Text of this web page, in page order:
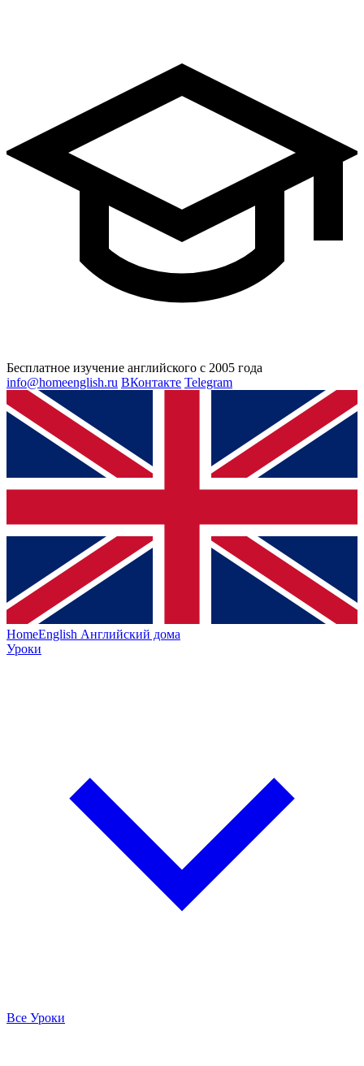
Бесплатное изучение английского с 2005 года
info@homeenglish.ru ВКонтакте Telegram
HomeEnglish Английский дома
Уроки
Все Уроки